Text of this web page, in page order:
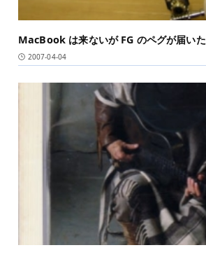
MacBook は来ないが FG のペグが届いた
2007-04-04